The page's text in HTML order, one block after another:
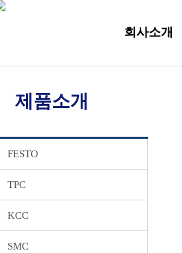
회사소개
제품소개
FESTO
TPC
KCC
SMC